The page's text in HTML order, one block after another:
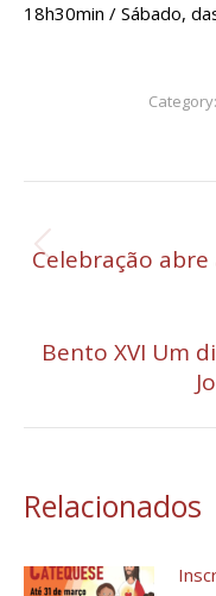
18h30min / Sábado,
Category:
de
Celebração abre
Bento XVI Um
Relacionados